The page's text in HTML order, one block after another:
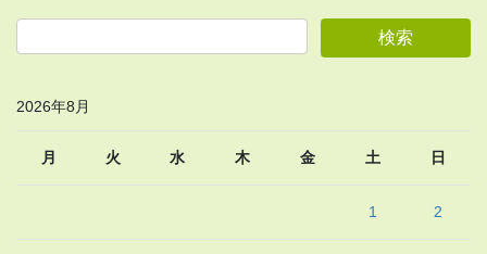
2026年8月
月 火 水 木 金 土 日
1 2